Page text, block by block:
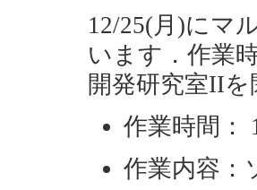
12/25(月)にマ
います．作業
開発研究室IIを
作業時間：
作業内容：